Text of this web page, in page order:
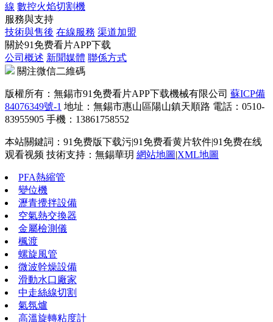
線 數控火焰切割機
服務與支持
技術與售後 在線服務 渠道加盟
關於91免费看片APP下载
公司概述 新聞媒體 聯係方式
關注微信二維碼
版權所有：無錫市91免费看片APP下载機械有限公司 蘇ICP備
84076349號-1 地址：無錫市惠山區陽山鎮天順路 電話：0510-
83955905 手機：13861758552
本站關鍵詞：91免费版下载污|91免费看黄片软件|91免费在线
观看视频 技術支持：無錫華玥 網站地圖 |XML地圖
PFA熱縮管
變位機
瀝青攪拌設備
空氣熱交換器
金屬檢測儀
楓渡
螺旋風管
微波幹燥設備
滑動水口廠家
中走絲線切割
氣氛爐
高溫旋轉粘度計